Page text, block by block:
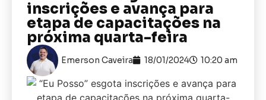
inscrições e avança para
etapa de capacitações na
próxima quarta-feira
Emerson Caveira 18/01/2024 10:20 am